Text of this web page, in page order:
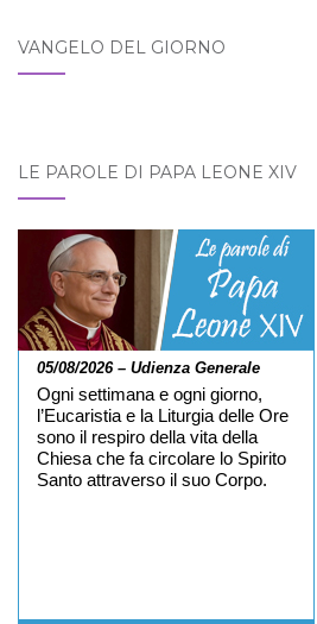
VANGELO DEL GIORNO
LE PAROLE DI PAPA LEONE XIV
05/08/2026 – Udienza Generale
Ogni settimana e ogni giorno,
l’Eucaristia e la Liturgia delle Ore
sono il respiro della vita della
Chiesa che fa circolare lo Spirito
Santo attraverso il suo Corpo.